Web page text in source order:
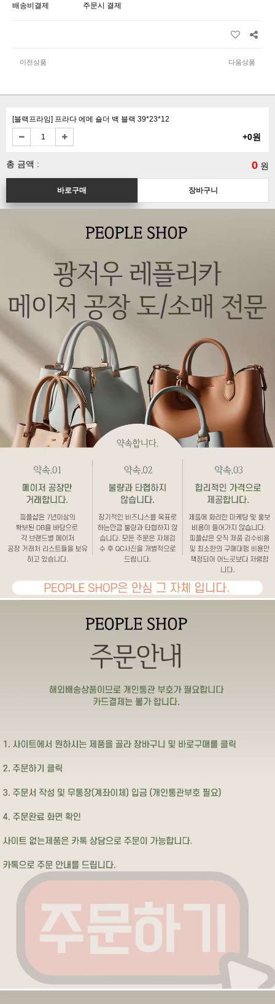
배송비결제
주문시 결제
이전상품 다음상품
[블랙프라임] 프라다 에메 숄더 백 블랙 39*23*12
+0원
총 금액 : 0 원